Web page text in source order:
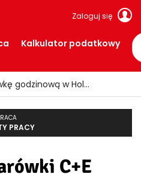
Zaloguj się
Kalkulator podatkowy
Jak negocjować wyższą stawkę godzinową w Holandii?
PRACY
C+E